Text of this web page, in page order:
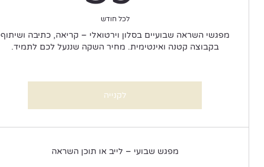
לכל חודש
מפגשי השראה שבועיים בסלון וירטואלי – קריאה, כתיבה ושיתוף
בקבוצה קטנה ואינטימית. מחיר השקה שננעל לכם לתמיד.
לקנייה
מפגש שבועי – לייב או תוכן השראה